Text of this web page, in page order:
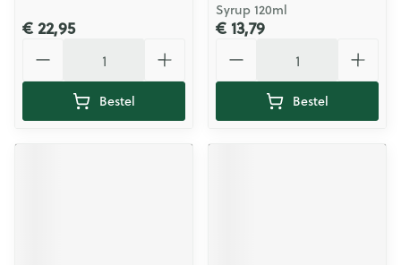
€ 22,95
Bestel
Syrup 120ml
€ 13,79
Bestel